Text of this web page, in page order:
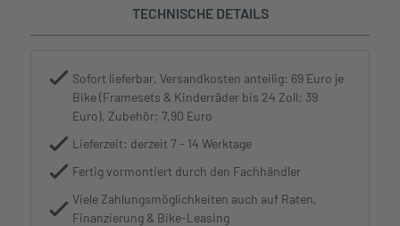
TECHNISCHE DETAILS
Sofort lieferbar, Versandkosten anteilig: 69 Euro je
Bike (Framesets & Kinderräder bis 24 Zoll: 39
Euro), Zubehör: 7,90 Euro
Lieferzeit: derzeit 7 - 14 Werktage
Fertig vormontiert durch den Fachhändler
Viele Zahlungsmöglichkeiten auch auf Raten,
Finanzierung & Bike-Leasing